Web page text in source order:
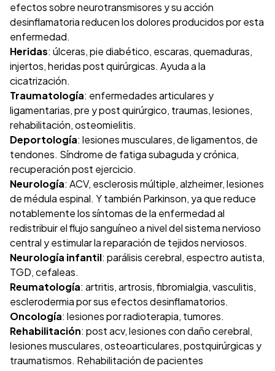
efectos sobre neurotransmisores y su acción
desinflamatoria reducen los dolores producidos por esta
enfermedad.
Heridas: úlceras, pie diabético, escaras, quemaduras,
injertos, heridas post quirúrgicas. Ayuda a la
cicatrización.
Traumatología: enfermedades articulares y
ligamentarias, pre y post quirúrgico, traumas, lesiones,
rehabilitación, osteomielitis.
Deportología: lesiones musculares, de ligamentos, de
tendones. Síndrome de fatiga subaguda y crónica,
recuperación post ejercicio.
Neurología: ACV, esclerosis múltiple, alzheimer, lesiones
de médula espinal. Y también Parkinson, ya que reduce
notablemente los síntomas de la enfermedad al
redistribuir el flujo sanguíneo a nivel del sistema nervioso
central y estimular la reparación de tejidos nerviosos.
Neurología infantil: parálisis cerebral, espectro autista,
TGD, cefaleas.
Reumatología: artritis, artrosis, fibromialgia, vasculitis,
esclerodermia por sus efectos desinflamatorios.
Oncología: lesiones por radioterapia, tumores.
Rehabilitación: post acv, lesiones con daño cerebral,
lesiones musculares, osteoarticulares, postquirúrgicas y
traumatismos. Rehabilitación de pacientes